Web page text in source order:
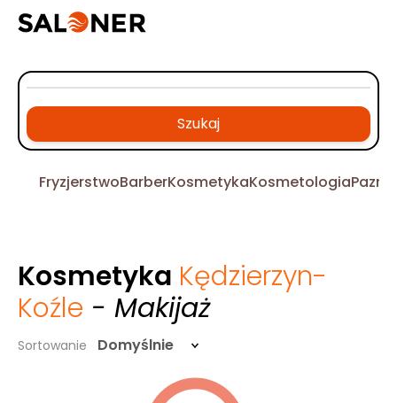
Szukaj
FryzjerstwoBarberKosmetykaKosmetologia
Kosmetyka Kędzierzyn-
Koźle - Makijaż
Sortowanie Domyślnie